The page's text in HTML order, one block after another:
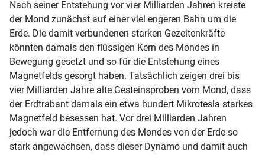
Nach seiner Entstehung vor vier Milliarden Jahren kreiste
der Mond zunächst auf einer viel engeren Bahn um die
Erde. Die damit verbundenen starken Gezeitenkräfte
könnten damals den flüssigen Kern des Mondes in
Bewegung gesetzt und so für die Entstehung eines
Magnetfelds gesorgt haben. Tatsächlich zeigen drei bis
vier Milliarden Jahre alte Gesteinsproben vom Mond, dass
der Erdtrabant damals ein etwa hundert Mikrotesla starkes
Magnetfeld besessen hat. Vor drei Milliarden Jahren
jedoch war die Entfernung des Mondes von der Erde so
stark angewachsen, dass dieser Dynamo und damit auch